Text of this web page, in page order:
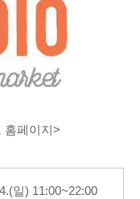
홈페이지>
일) 11:00~22:00